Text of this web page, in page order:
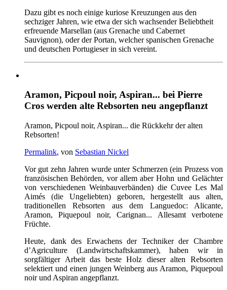
Dazu gibt es noch einige kuriose Kreuzungen aus den
sechziger Jahren, wie etwa der sich wachsender Beliebtheit
erfreuende Marsellan (aus Grenache und Cabernet
Sauvignon), oder der Portan, welcher spanischen Grenache
und deutschen Portugieser in sich vereint.
Aramon, Picpoul noir, Aspiran... bei Pierre
Cros werden alte Rebsorten neu angepflanzt
Aramon, Picpoul noir, Aspiran... die Rückkehr der alten
Rebsorten!
Permalink, von Sebastian Nickel
Vor gut zehn Jahren wurde unter Schmerzen (ein Prozess von
französischen Behörden, vor allem aber Hohn und Gelächter
von verschiedenen Weinbauverbänden) die Cuvee Les Mal
Aimés (die Ungeliebten) geboren, hergestellt aus alten,
traditionellen Rebsorten aus dem Languedoc: Alicante,
Aramon, Piquepoul noir, Carignan... Allesamt verbotene
Früchte.
Heute, dank des Erwachens der Techniker der Chambre
d’Agriculture (Landwirtschaftskammer), haben wir in
sorgfältiger Arbeit das beste Holz dieser alten Rebsorten
selektiert und einen jungen Weinberg aus Aramon, Piquepoul
noir und Aspiran angepflanzt.